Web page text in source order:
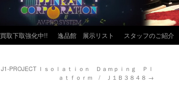
買取下取強化中!! 逸品館 展示リスト スタッフのご紹介
J1-PROJECT Ｉｓｏｌａｔｉｏｎ Ｄａｍｐｉｎｇ Ｐｌ
ａｔｆｏｒｍ / Ｊ１Ｂ３８４８ →